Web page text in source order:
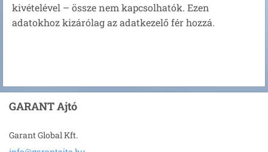
kivételével – össze nem kapcsolhatók. Ezen
adatokhoz kizárólag az adatkezelő fér hozzá.
GARANT Ajtó
Garant Global Kft.